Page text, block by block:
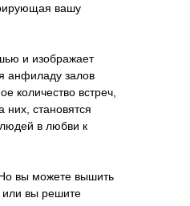
вашу
и изображает
анфиладу залов
количество встреч,
становятся
в любви к
вы можете вышить
или вы решите